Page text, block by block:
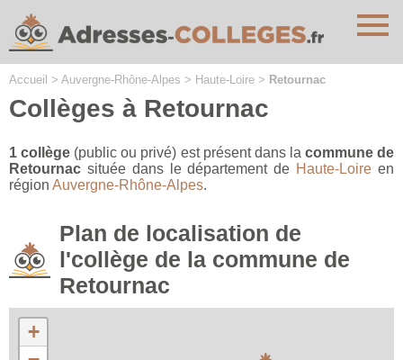
Accueil > Auvergne-Rhône-Alpes > Haute-Loire > Retournac
Collèges à Retournac
1 collège (public ou privé) est présent dans la commune de
Retournac située dans le département de Haute-Loire en
région Auvergne-Rhône-Alpes.
Plan de localisation de
l'collège de la commune de
Retournac
+